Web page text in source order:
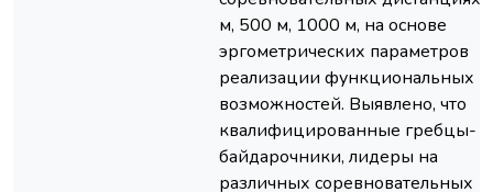
м, 500 м, 1000 м, на основе
эргометрических параметров
реализации функциональных
возможностей. Выявлено, что
квалифицированные гребцы-
байдарочники, лидеры на
различных соревновательных